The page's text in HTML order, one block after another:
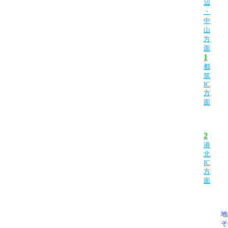
辺
・
中
山
方
面
1
都
筑
IC
方
面
2
港
北
IC
方
面